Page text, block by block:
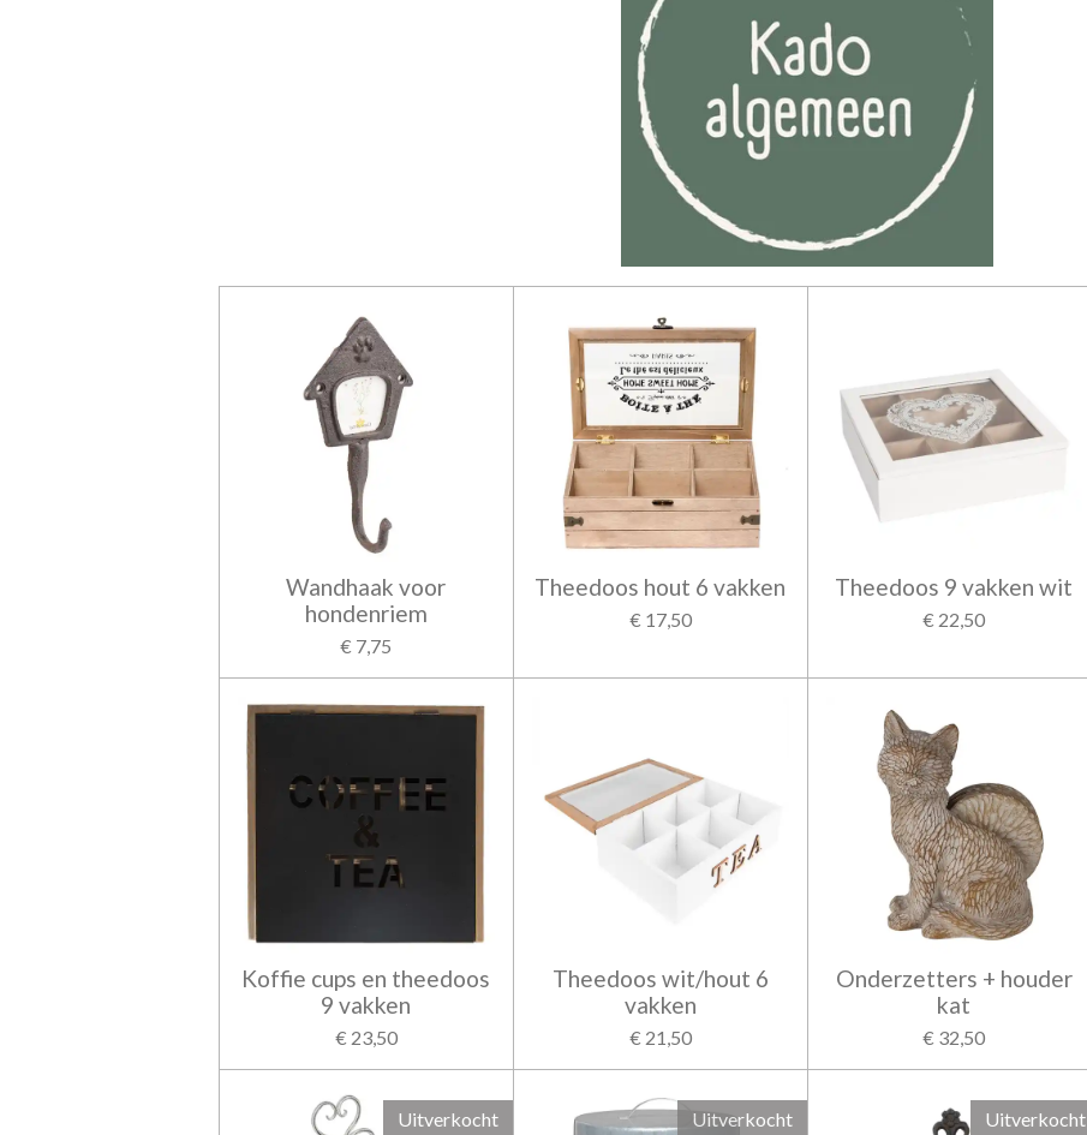
Wandhaak voor
hondenriem
€ 7,75
Theedoos hout 6 vakken
€ 17,50
Theedoos 9 vakken wit
€ 22,50
Koffie cups en theedoos
9 vakken
€ 23,50
Theedoos wit/hout 6
vakken
€ 21,50
Onderzetters + houder
kat
€ 32,50
Uitverkocht Uitverkocht Uitverkocht